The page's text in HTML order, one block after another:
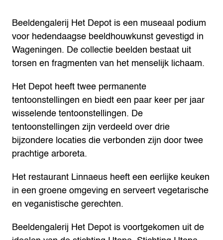
Beeldengalerij Het Depot is een museaal podium
voor hedendaagse beeldhouwkunst gevestigd in
Wageningen. De collectie beelden bestaat uit
torsen en fragmenten van het menselijk lichaam.
Het Depot heeft twee permanente
tentoonstellingen en biedt een paar keer per jaar
wisselende tentoonstellingen. De
tentoonstellingen zijn verdeeld over drie
bijzondere locaties die verbonden zijn door twee
prachtige arboreta.
Het restaurant Linnaeus heeft een eerlijke keuken
in een groene omgeving en serveert vegetarische
en veganistische gerechten.
Beeldengalerij Het Depot is voortgekomen uit de